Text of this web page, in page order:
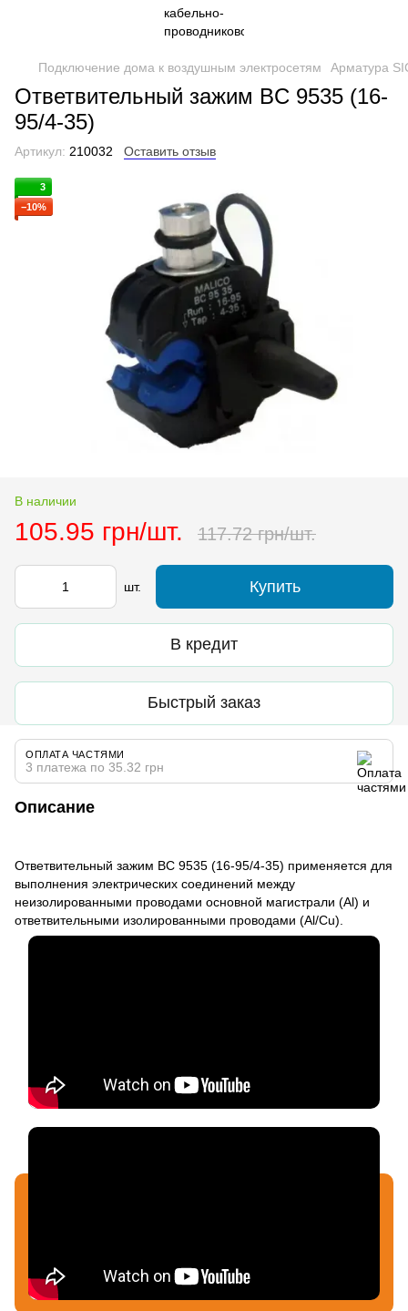
Подключение дома к воздушным электросетям Арматура
Ответвительный зажим BC 9535 (16-
95/4-35)
Артикул: 210032 Оставить отзыв
3
−10%
В наличии
105.95 грн/шт. 117.72 грн/шт.
шт. Купить
В кредит
Быстрый заказ
ОПЛАТА ЧАСТЯМИ
3 платежа по 35.32 грн
Описание
Ответвительный зажим BC 9535 (16-95/4-35) применяется для
выполнения электрических соединений между
неизолированными проводами основной магистрали (Аl) и
ответвительными изолированными проводами (Al/Cu).